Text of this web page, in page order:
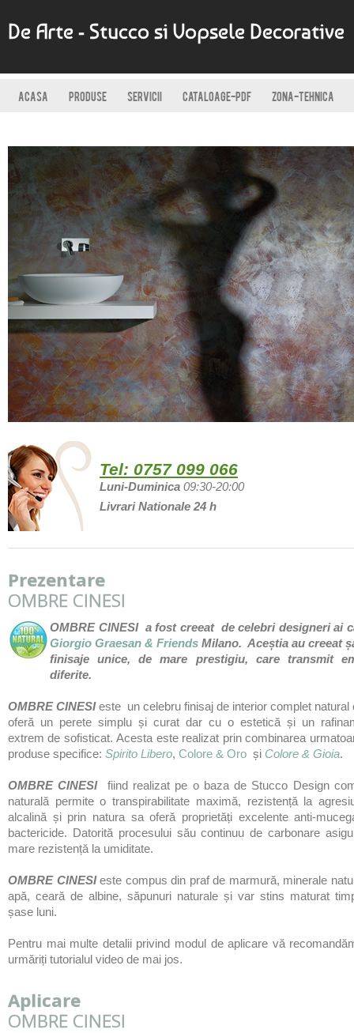
De Arte - Stucco si Vopsele Decorative
ACASA PRODUSE SERVICII CATALOAGE-PDF ZONA-TEHNICA
Tel: 0757 099 066
Luni-Duminica 09:30-20:00
Livrari Nationale 24 h
Prezentare
OMBRE CINESI
OMBRE CINESI a fost creeat de celebri designeri ai
Giorgio Graesan & Friends Milano. Aceștia au creeat
finisaje unice, de mare prestigiu, care transmit
diferite.
OMBRE CINESIeste un celebru finisaj de interior complet natural
oferă un perete simplu și curat dar cu o estetică și un
extrem de sofisticat. Acesta este realizat prin combinarea
produse specifice: Spirito Libero, Colore & Oro și Colore & Gioia.
OMBRE CINESIfiind realizat pe o baza de Stucco Design
naturală permite o transpirabilitate maximă, rezistență la
alcalină și prin natura sa oferă proprietăți excelente anti-
bactericide. Datorită procesului său continuu de carbonare
mare rezistență la umiditate.
OMBRE CINESIeste compus din praf de marmură, minerale
apă, cearăde albine, săpunuri naturale și var stins maturat
șase luni.
​Pentru mai multe detalii privind modul de aplicare vă
urmăriți tutorialul video de mai jos.
Aplicare
OMBRE CINESI